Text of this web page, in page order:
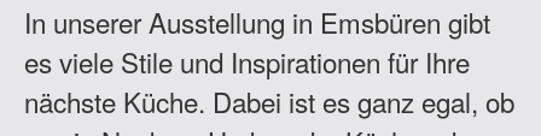
In unserer Ausstellung in Emsbüren gibt
es viele Stile und Inspirationen für Ihre
nächste Küche. Dabei ist es ganz egal, ob